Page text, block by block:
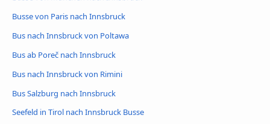
Busse von Paris nach Innsbruck
Bus nach Innsbruck von Poltawa
Bus ab Poreč nach Innsbruck
Bus nach Innsbruck von Rimini
Bus Salzburg nach Innsbruck
Seefeld in Tirol nach Innsbruck Busse